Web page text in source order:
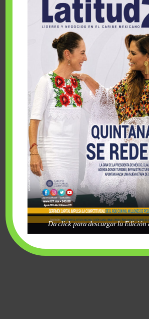
Nacionales CONADE
domingo, agosto 9 2026
Da click para descargar la Edición